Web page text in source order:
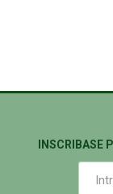
INSCRIBASE